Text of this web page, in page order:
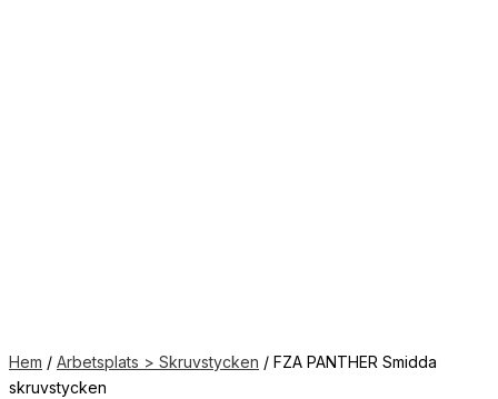
Hem / Arbetsplats > Skruvstycken / FZA PANTHER Smidda
skruvstycken